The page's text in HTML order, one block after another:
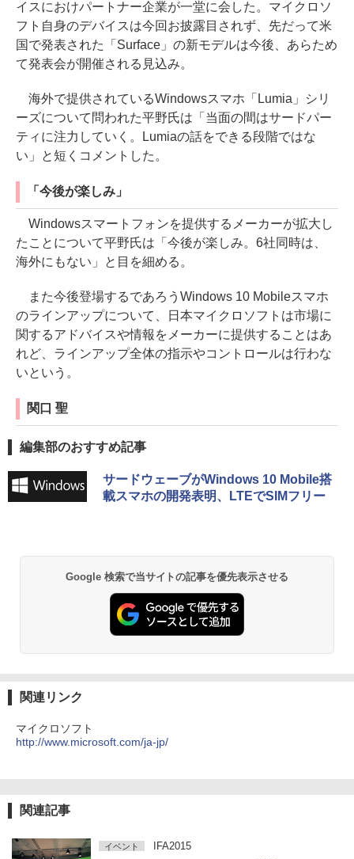
イスにおけパートナー企業が一堂に会した。マイクロソ
フト自身のデバイスは今回お披露目されず、先だって米
国で発表された「Surface」の新モデルは今後、あらため
て発表会が開催される見込み。
海外で提供されているWindowsスマホ「Lumia」シリ
ーズについて問われた平野氏は「当面の間はサードパー
ティに注力していく。Lumiaの話をできる段階ではな
い」と短くコメントした。
「今後が楽しみ」
Windowsスマートフォンを提供するメーカーが拡大し
たことについて平野氏は「今後が楽しみ。6社同時は、
海外にもない」と目を細める。
また今後登場するであろうWindows 10 Mobileスマホ
のラインアップについて、日本マイクロソフトは市場に
関するアドバイスや情報をメーカーに提供することはあ
れど、ラインアップ全体の指示やコントロールは行わな
いという。
関口 聖
編集部のおすすめ記事
サードウェーブがWindows 10 Mobile搭
載スマホの開発表明、LTEでSIMフリー
Google 検索で当サイトの記事を優先表示させる
関連リンク
マイクロソフト
http://www.microsoft.com/ja-jp/
関連記事
イベント IFA2015